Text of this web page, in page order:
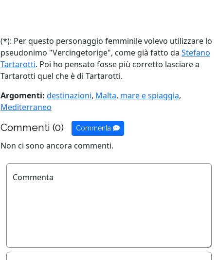
(*): Per questo personaggio femminile volevo utilizzare lo
pseudonimo "Vercingetorige", come già fatto da Stefano
Tartarotti. Poi ho pensato fosse più corretto lasciare a
Tartarotti quel che è di Tartarotti.
Argomenti: destinazioni, Malta, mare e spiaggia,
Mediterraneo
Commenti (0) Commenta
Non ci sono ancora commenti.
Commenta